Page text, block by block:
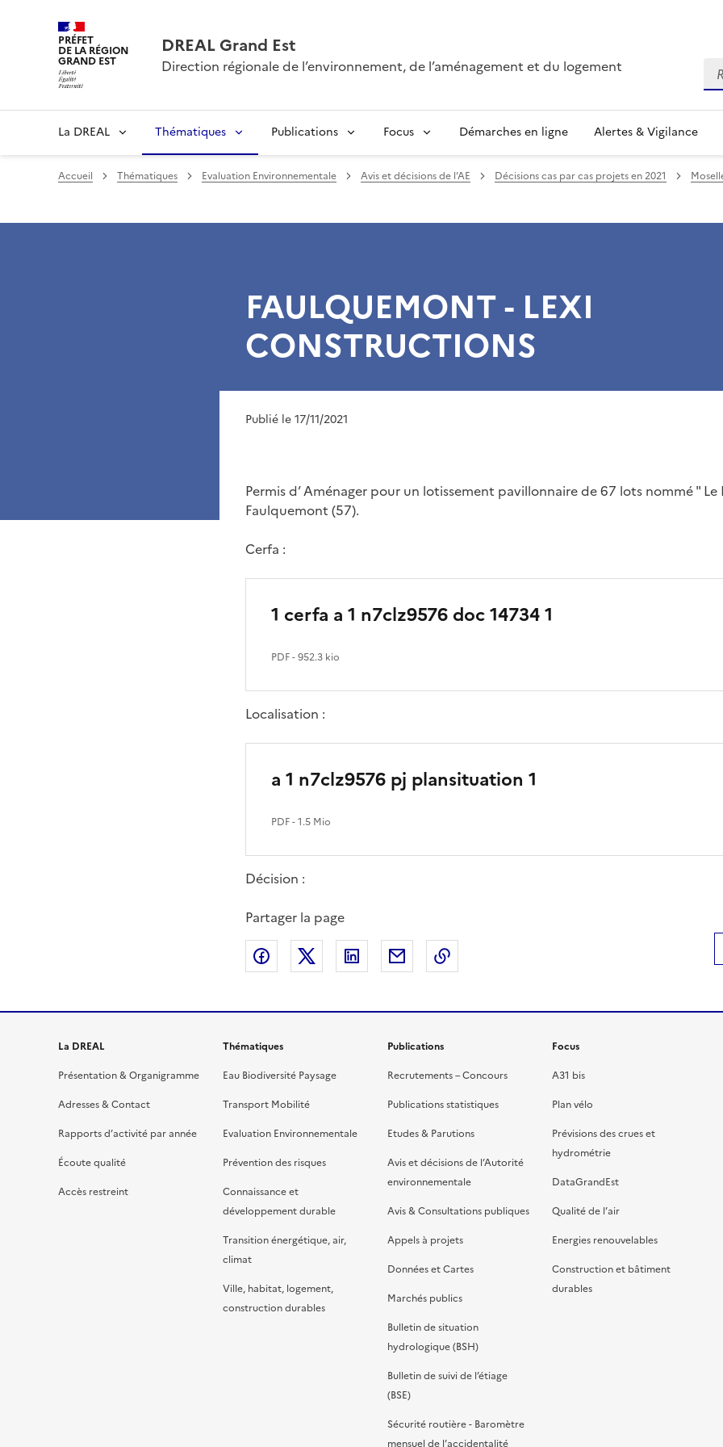
PRÉFET
DE LA RÉGION
GRAND EST
DREAL Grand Est
Direction régionale de l’environnement, de l’aménagement et du logement
La DREAL Thématiques Publications Focus Démarches en ligne Alertes & Vigilance
Accueil Thématiques Evaluation Environnementale Avis et décisions de l’AE Décisions cas par cas projets en 2021
FAULQUEMONT - LEXI
CONSTRUCTIONS
Publié le 17/11/2021
Permis d’ Aménager pour un lotissement pavillonnaire de 67 lots nommé " Le
Faulquemont (57).
Cerfa :
1 cerfa a 1 n7clz9576 doc 14734 1
PDF- 952.3 kio
Localisation :
a 1 n7clz9576 pj plansituation 1
PDF- 1.5 Mio
Décision :
Partager la page
Partager sur Facebook
Partager sur XPartager sur LinkedIn
Partager par emailCopier le lien de la page dans le presse-
La DREAL
Présentation & Organigramme
Adresses & Contact
Rapports d’activité par année
Écoute qualité
Accès restreint
Thématiques
Eau Biodiversité Paysage
Transport Mobilité
Evaluation Environnementale
Prévention des risques
Connaissance et
développement durable
Transition énergétique, air,
climat
Ville, habitat, logement,
construction durables
Publications
Recrutements – Concours
Publications statistiques
Etudes & Parutions
Avis et décisions de l’Autorité
environnementale
Avis & Consultations publiques
Appels à projets
Données et Cartes
Marchés publics
Bulletin de situation
hydrologique (BSH)
Bulletin de suivi de l’étiage
(BSE)
Sécurité routière - Baromètre
mensuel de l’accidentalité
Focus
A31 bis
Plan vélo
Prévisions des crues et
hydrométrie
DataGrandEst
Qualité de l’air
Energies renouvelables
Construction et bâtiment
durables